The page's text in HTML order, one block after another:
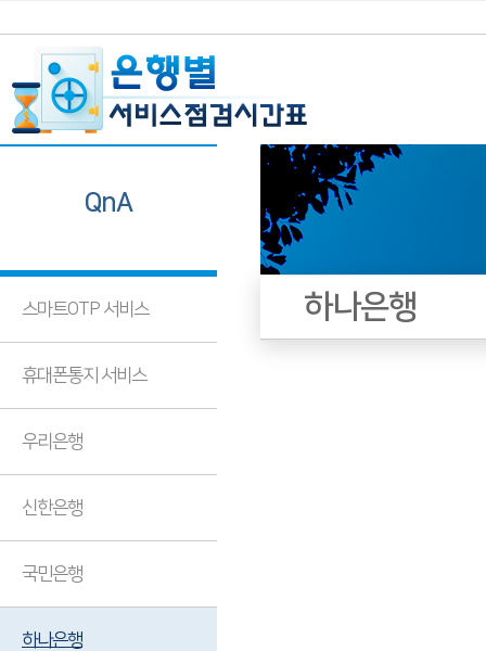
QnA
스마트OTP 서비스
휴대폰통지 서비스
우리은행
신한은행
국민은행
하나은행
하나은행